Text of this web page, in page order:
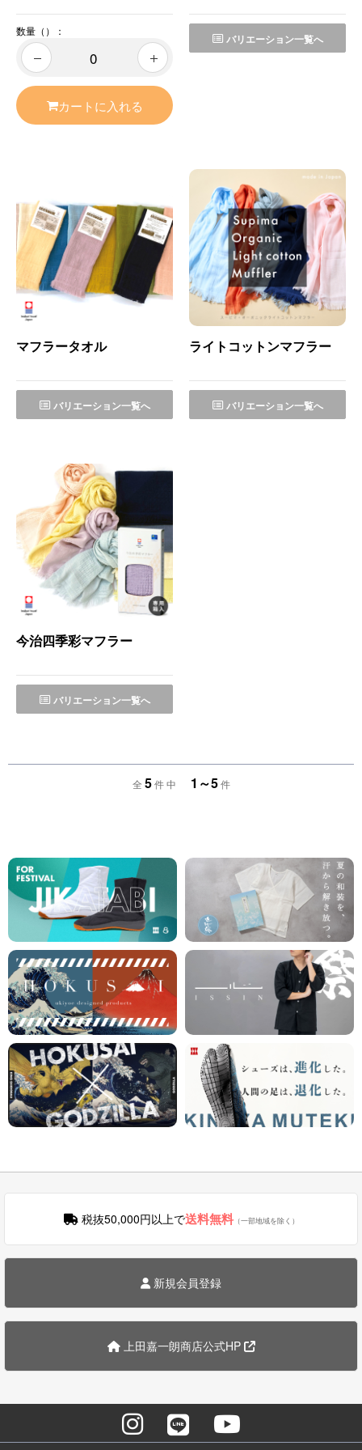
数量（）：
カートに入れる
バリエーション一覧へ
マフラータオル
バリエーション一覧へ
ライトコットンマフラー
バリエーション一覧へ
今治四季彩マフラー
バリエーション一覧へ
全 5 件 中 1～5 件
税抜50,000円以上で送料無料（一部地域を除く）
新規会員登録
上田嘉一朗商店公式HP